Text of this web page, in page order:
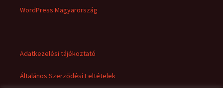
WordPress Magyarország
Adatkezelési tájékoztató
Általános Szerződési Feltételek